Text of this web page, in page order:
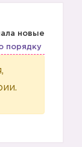
новые
порядку